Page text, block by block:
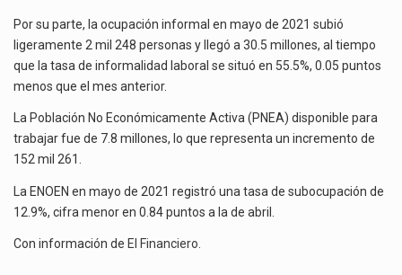
Por su parte, la ocupación informal en mayo de 2021 subió
ligeramente 2 mil 248 personas y llegó a 30.5 millones, al tiempo
que la tasa de informalidad laboral se situó en 55.5%, 0.05 puntos
menos que el mes anterior.
La Población No Económicamente Activa (PNEA) disponible para
trabajar fue de 7.8 millones, lo que representa un incremento de
152 mil 261.
La ENOEN en mayo de 2021 registró una tasa de subocupación de
12.9%, cifra menor en 0.84 puntos a la de abril.
Con información de El Financiero.